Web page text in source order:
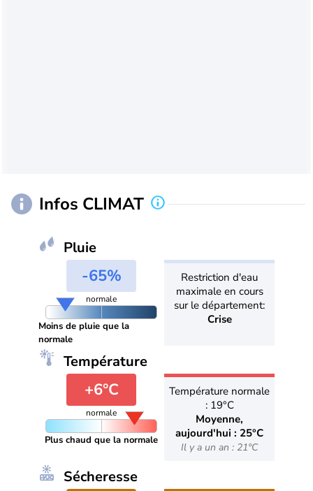
Infos CLIMAT
Pluie
-65%
normale
Moins de pluie que la
normale
Restriction d'eau
maximale en cours
sur le département:
Crise
Température
+6°C
normale
Plus chaud que la normale
Température normale
: 19°C
Moyenne,
aujourd'hui : 25°C
Il y a un an : 21°C
Sécheresse